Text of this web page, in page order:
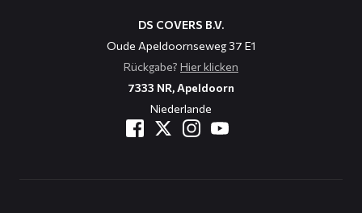
DS COVERS B.V.
Oude Apeldoornseweg 37 E1
Rückgabe? Hier klicken
7333 NR, Apeldoorn
Niederlande